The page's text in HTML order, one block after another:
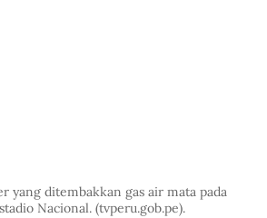
yang ditembakkan gas air mata pada
Nacional. (tvperu.gob.pe).